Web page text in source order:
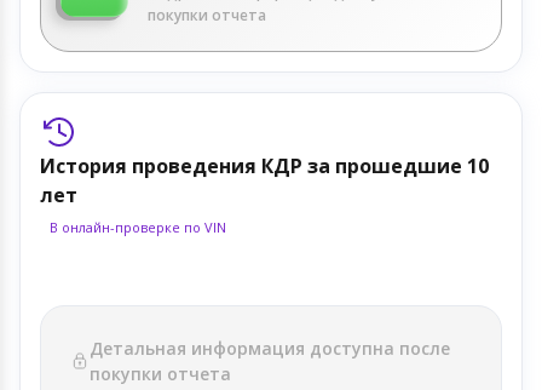
покупки отчета
История проведения КДР за прошедшие 10
лет
В онлайн-проверке по VIN
Детальная информация доступна после
покупки отчета